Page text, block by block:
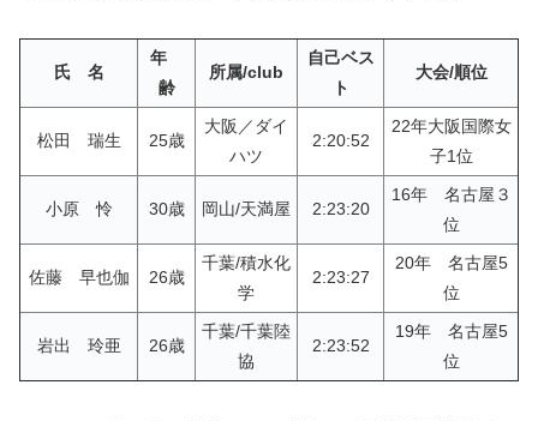
氏 名
年
齢
所属/club
自己ベス
ト
大会/順位
松田 瑞生 25歳
大阪／ダイ
ハツ
2:20:52
22年大阪国際女
子1位
小原 怜 30歳 岡山/天満屋 2:23:20
16年 名古屋３
位
佐藤 早也伽 26歳
千葉/積水化
学
2:23:27
20年 名古屋5
位
岩出 玲亜 26歳
千葉/千葉陸
協
2:23:52
19年 名古屋5
位